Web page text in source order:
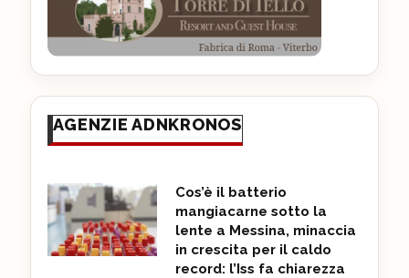
AGENZIE ADNKRONOS
Cos’è il batterio
mangiacarne sotto la
lente a Messina, minaccia
in crescita per il caldo
record: l’Iss fa chiarezza